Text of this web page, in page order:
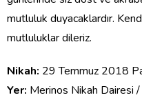
mutluluk duyacaklardır.
mutluluklar dileriz.
Nikah: 29 Temmuz 2018
Yer: Merinos Nikah Dairesi